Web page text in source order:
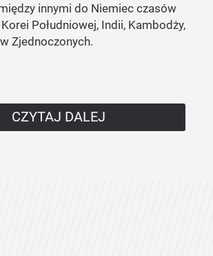
innymi do Niemiec czasów
Południowej, Indii, Kambodży,
Zjednoczonych.
CZYTAJ DALEJ